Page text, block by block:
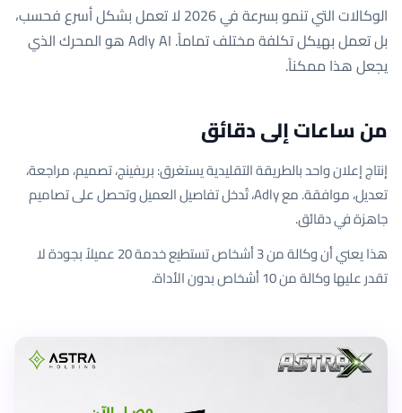
الوكالات التي تنمو بسرعة في 2026 لا تعمل بشكل أسرع فحسب،
بل تعمل بهيكل تكلفة مختلف تماماً. Adly AI هو المحرك الذي
يجعل هذا ممكناً.
من ساعات إلى دقائق
إنتاج إعلان واحد بالطريقة التقليدية يستغرق: بريفينج، تصميم، مراجعة،
تعديل، موافقة. مع Adly، تُدخل تفاصيل العميل وتحصل على تصاميم
جاهزة في دقائق.
هذا يعني أن وكالة من 3 أشخاص تستطيع خدمة 20 عميلاً بجودة لا
تقدر عليها وكالة من 10 أشخاص بدون الأداة.